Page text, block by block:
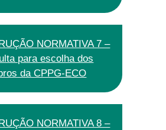
NORMATIVA 7 –
para escolha dos
da CPPG-ECO
NORMATIVA 8 –